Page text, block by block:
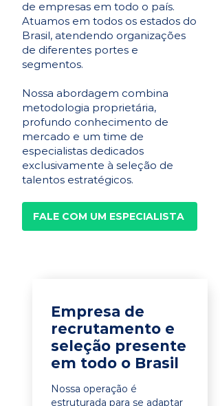
de empresas em todo o país.
Atuamos em todos os estados do
Brasil, atendendo organizações
de diferentes portes e
segmentos.
Nossa abordagem combina
metodologia proprietária,
profundo conhecimento de
mercado e um time de
especialistas dedicados
exclusivamente à seleção de
talentos estratégicos.
FALE COM UM ESPECIALISTA
Empresa de
recrutamento e
seleção presente
em todo o Brasil
Nossa operação é
estruturada para se adaptar